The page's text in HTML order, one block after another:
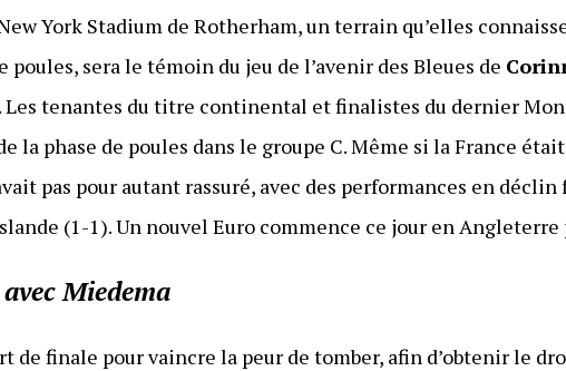
York Stadium de Rotherham, un terrain qu’elles
poules, sera le témoin du jeu de l’avenir des Bleues de
Les tenantes du titre continental et finalistes du dernier
la phase de poules dans le groupe C. Même si la France
pas pour autant rassuré, avec des performances en
(1-1). Un nouvel Euro commence ce jour en Angleterre
Miedema
de finale pour vaincre la peur de tomber, afin d’obtenir le